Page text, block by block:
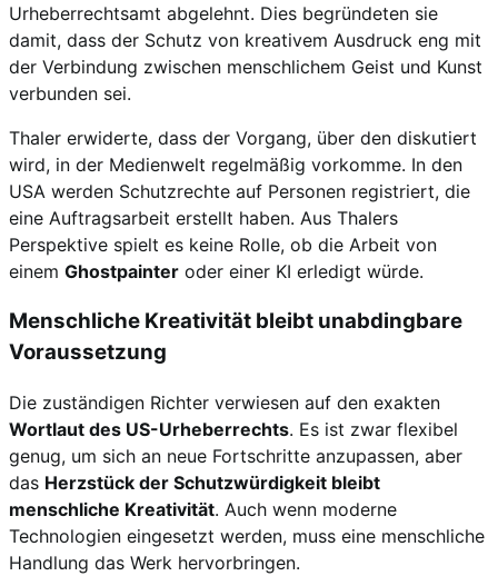
Urheberrechtsamt abgelehnt. Dies begründeten sie
damit, dass der Schutz von kreativem Ausdruck eng mit
der Verbindung zwischen menschlichem Geist und Kunst
verbunden sei.
Thaler erwiderte, dass der Vorgang, über den diskutiert
wird, in der Medienwelt regelmäßig vorkomme. In den
USA werden Schutzrechte auf Personen registriert, die
eine Auftragsarbeit erstellt haben. Aus Thalers
Perspektive spielt es keine Rolle, ob die Arbeit von
einem Ghostpainter oder einer KI erledigt würde.
Menschliche Kreativität bleibt unabdingbare
Voraussetzung
Die zuständigen Richter verwiesen auf den exakten
Wortlaut des US-Urheberrechts. Es ist zwar flexibel
genug, um sich an neue Fortschritte anzupassen, aber
das Herzstück der Schutzwürdigkeit bleibt
menschliche Kreativität. Auch wenn moderne
Technologien eingesetzt werden, muss eine menschliche
Handlung das Werk hervorbringen.